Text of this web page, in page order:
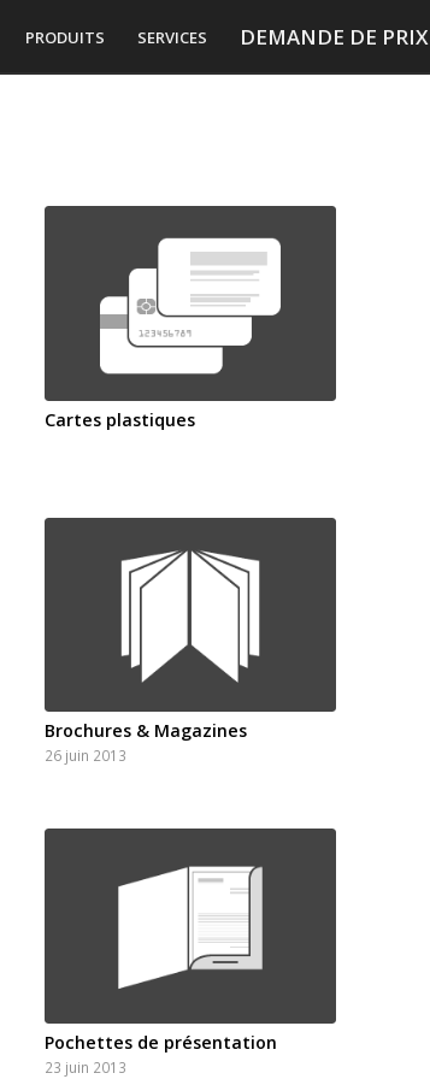
PRODUITS SERVICES DEMANDE DE PRIX
Cartes plastiques
Brochures & Magazines
26 juin 2013
Pochettes de présentation
23 juin 2013